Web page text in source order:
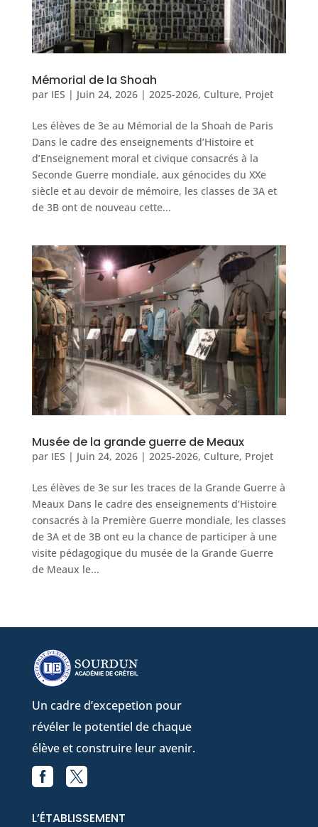
Mémorial de la Shoah
par IES | Juin 24, 2026| 2025-2026, Culture, Projet
Les élèves de 3e au Mémorial de la Shoah de Paris
Dans le cadre des enseignements d’Histoire et
d’Enseignement moral et civique consacrés à la
Seconde Guerre mondiale, aux génocides du XXe
siècle et au devoir de mémoire, les classes de 3A et
de 3B ont de nouveau cette...
Musée de la grande guerre de Meaux
par IES | Juin 24, 2026| 2025-2026, Culture, Projet
Les élèves de 3e sur les traces de la Grande Guerre à
Meaux Dans le cadre des enseignements d’Histoire
consacrés à la Première Guerre mondiale, les classes
de 3A et de 3B ont eu la chance de participer à une
visite pédagogique du musée de la Grande Guerre
de Meaux le...
Un cadre d’excepetion pour
révéler le potentiel de chaque
élève et construire leur avenir.
 Facebook

L’ÉTABLISSEMENT